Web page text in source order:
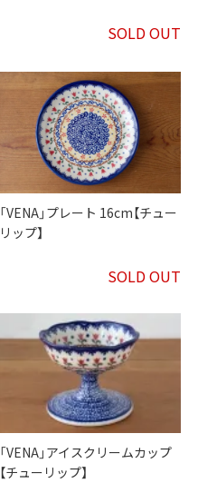
SOLD OUT
「VENA」プレート 16cm【チュー
リップ】
SOLD OUT
「VENA」アイスクリームカップ
【チューリップ】